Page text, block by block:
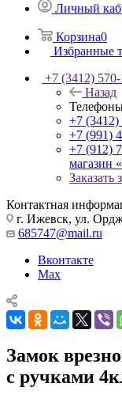
Личный
Корзина0
Избранные
+7 (3412) 570-
Назад
+7 (3412)
+7 (991)
+7 (912)
магазин
Заказать
Контактная
г. Ижевск, ул.
685747@mail.ru
Вконтакте
Max
Замок
с ручками